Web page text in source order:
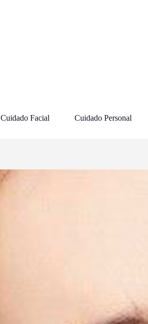
Cuidado Facial Cuidado Personal